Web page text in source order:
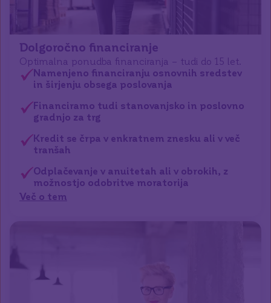
Dolgoročno financiranje
Optimalna ponudba financiranja – tudi do 15 let.
Namenjeno financiranju osnovnih sredstev
in širjenju obsega poslovanja
Financiramo tudi stanovanjsko in poslovno
gradnjo za trg
Kredit se črpa v enkratnem znesku ali v več
tranšah
Odplačevanje v anuitetah ali v obrokih, z
možnostjo odobritve moratorija
Več o tem